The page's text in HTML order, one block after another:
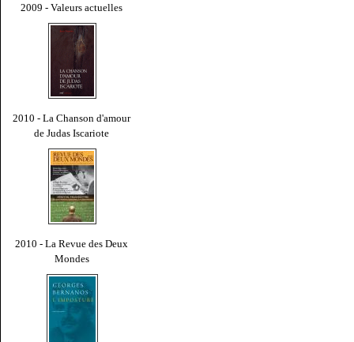
2009 - Valeurs actuelles
2010 - La Chanson d'amour
de Judas Iscariote
2010 - La Revue des Deux
Mondes